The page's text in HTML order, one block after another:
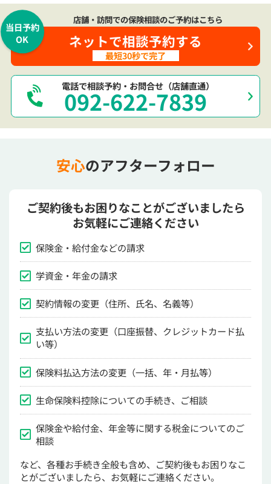
電話で相談予約・お問合せ（店舗直通）
092-622-7839
店舗・訪問での保険相談のご予約はこちら
当日予約
OK
ネットで相談予約する
最短30秒で完了
安心のアフターフォロー
ご契約後もお困りなことがございましたら
お気軽にご連絡ください
保険金・給付金などの請求
学資金・年金の請求
契約情報の変更（住所、氏名、名義等）
支払い方法の変更（口座振替、クレジットカード払
い等）
保険料払込方法の変更（一括、年・月払等）
生命保険料控除についての手続き、ご相談
保険金や給付金、年金等に関する税金についてのご
相談
など、各種お手続き全般も含め、ご契約後もお困りなこ
とがございましたら、お気軽にご連絡ください。